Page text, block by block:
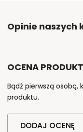
Opinie naszych
OCENA
Bądź pierwszą
produktu.
DODAJ OCENĘ